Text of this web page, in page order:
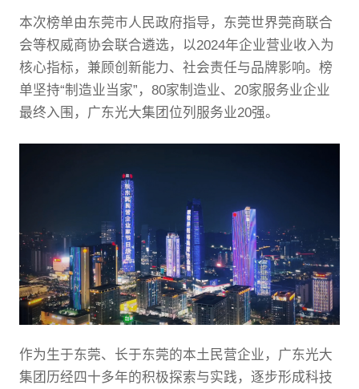
本次榜单由东莞市人民政府指导，东莞世界莞商联合
会等权威商协会联合遴选，以2024年企业营业收入为
核心指标，兼顾创新能力、社会责任与品牌影响。榜
单坚持“制造业当家”，80家制造业、20家服务业企业
最终入围，广东光大集团位列服务业20强。
作为生于东莞、长于东莞的本土民营企业，广东光大
集团历经四十多年的积极探索与实践，逐步形成科技